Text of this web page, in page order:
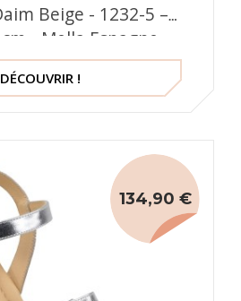
Beige - 1232-5 –
- Mella Espagne
DÉCOUVRIR !
134,90 €